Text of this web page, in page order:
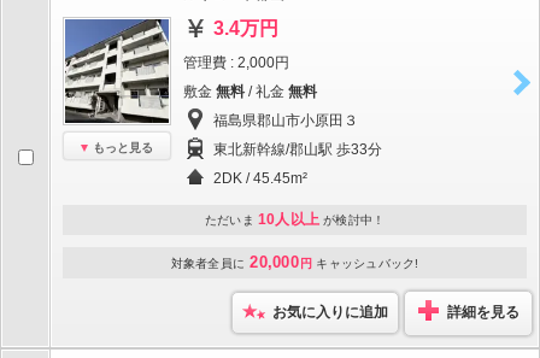
もっと見る
3.4万円
管理費 : 2,000円
敷金 無料 / 礼金 無料
福島県郡山市小原田３
東北新幹線/郡山駅 歩33分
2DK / 45.45m²
ただいま 10人以上 が検討中！
対象者全員に 20,000 円 キャッシュバック!
お気に入りに追加 詳細を見る